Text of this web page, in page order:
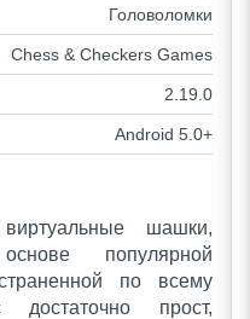
Головоломки
Chess & Checkers Games
2.19.0
Android 5.0+
шашки,
популярной
по всему
прост,